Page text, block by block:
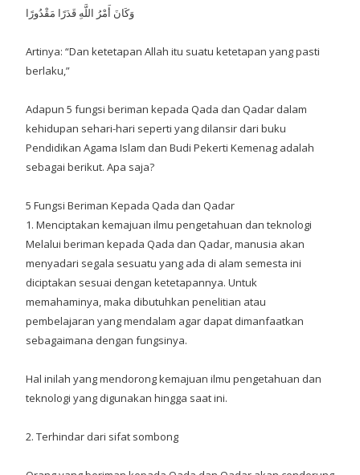
وَكَانَ أَمْرُ اللَّهِ قَدَرًا مَقْدُورًا
Artinya: “Dan ketetapan Allah itu suatu ketetapan yang pasti
berlaku,”
Adapun 5 fungsi beriman kepada Qada dan Qadar dalam
kehidupan sehari-hari seperti yang dilansir dari buku
Pendidikan Agama Islam dan Budi Pekerti Kemenag adalah
sebagai berikut. Apa saja?
5 Fungsi Beriman Kepada Qada dan Qadar
1. Menciptakan kemajuan ilmu pengetahuan dan teknologi
Melalui beriman kepada Qada dan Qadar, manusia akan
menyadari segala sesuatu yang ada di alam semesta ini
diciptakan sesuai dengan ketetapannya. Untuk
memahaminya, maka dibutuhkan penelitian atau
pembelajaran yang mendalam agar dapat dimanfaatkan
sebagaimana dengan fungsinya.
Hal inilah yang mendorong kemajuan ilmu pengetahuan dan
teknologi yang digunakan hingga saat ini.
2. Terhindar dari sifat sombong